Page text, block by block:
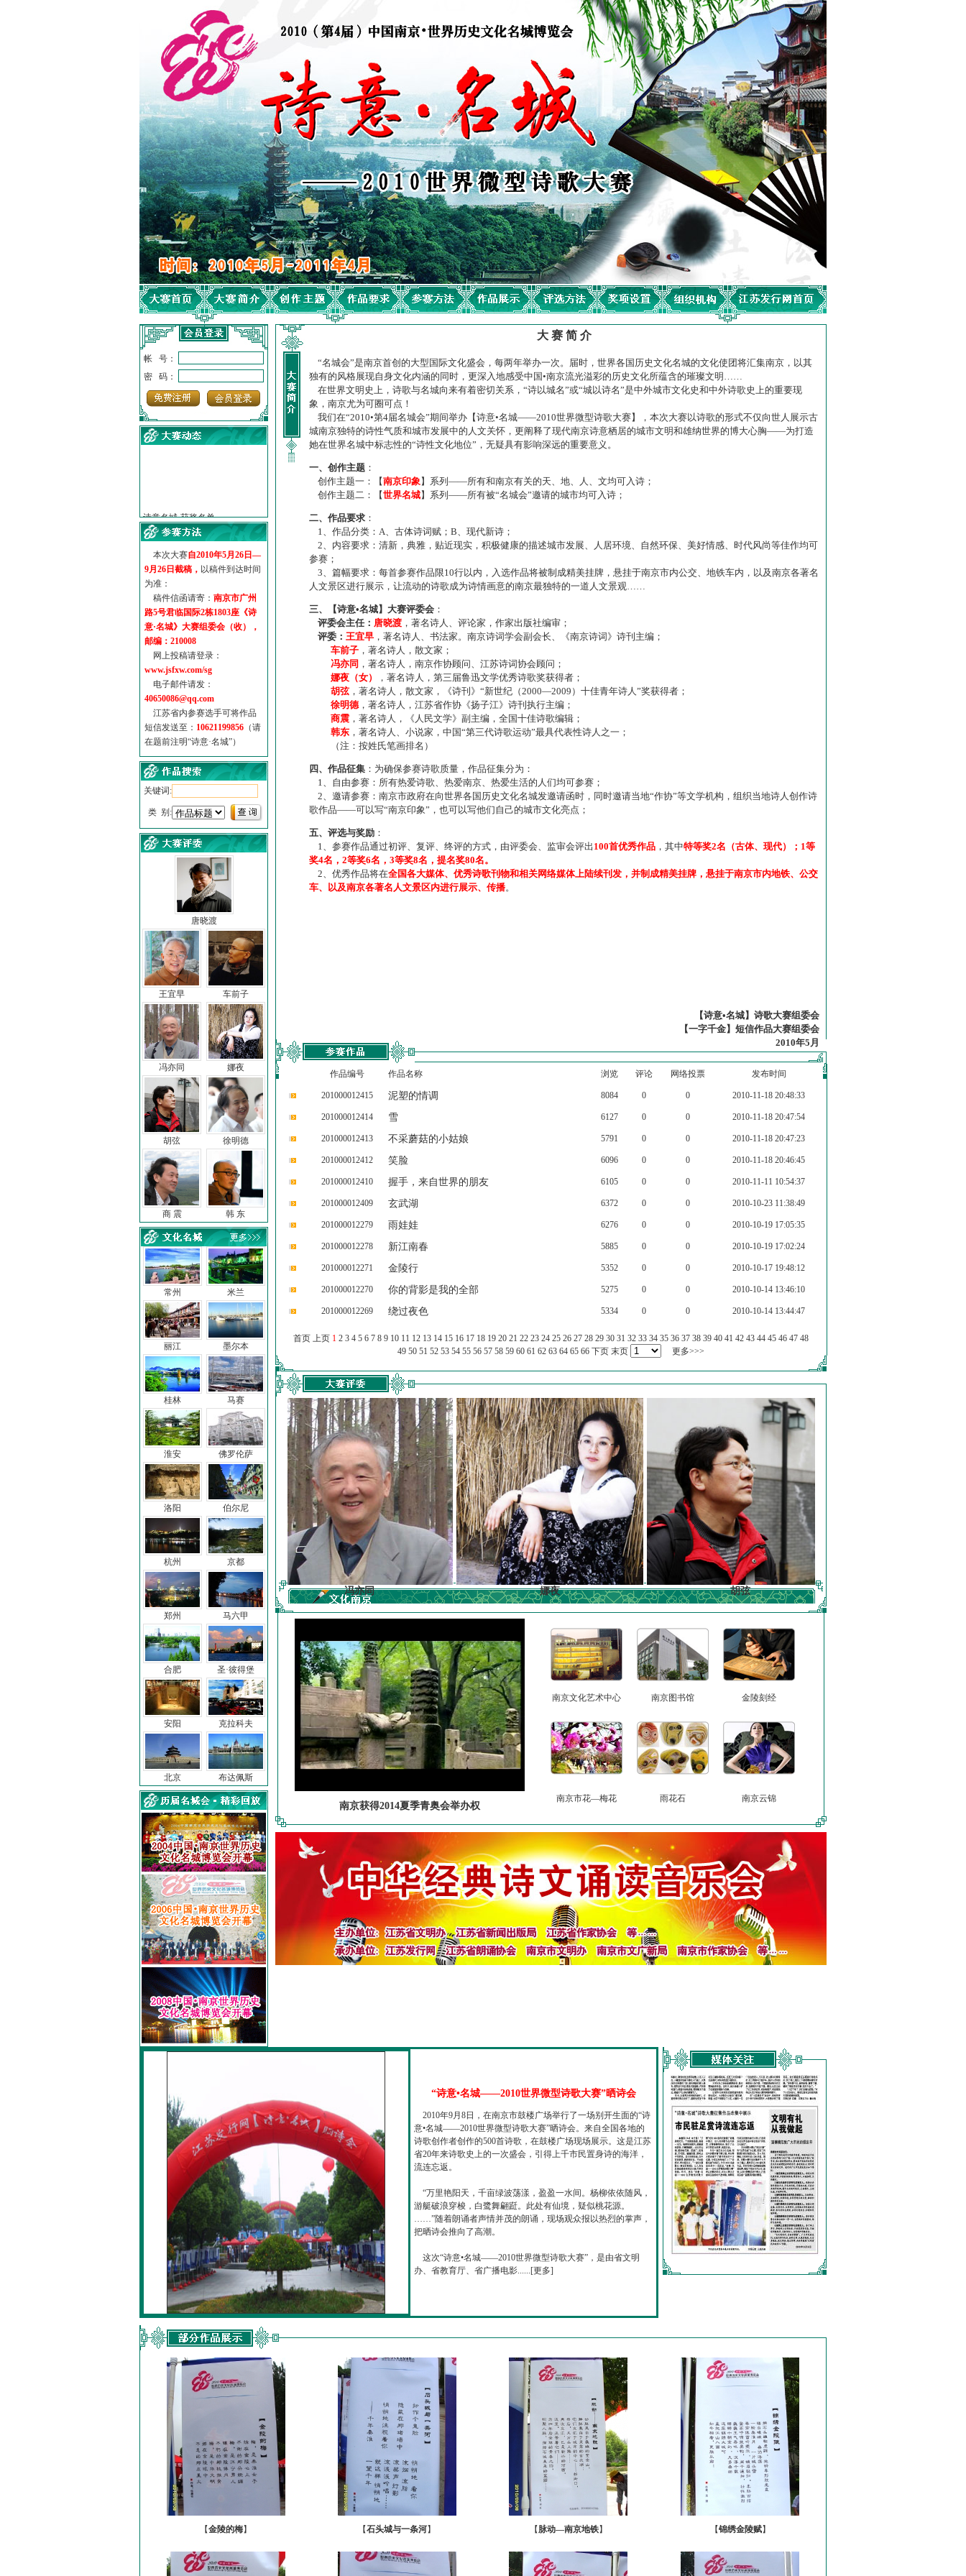
帐 号：
密 码：
·诗意名城·地铁时间
地铁完美呈现【诗意·名城...
参赛作品多达5000多首
“诗意·名城”晒诗会
特别通知--致广大诗词爱好...
本次大赛自2010年5月26日—
9月26日截稿， 以稿件到达时间
为准：
稿件信函请寄： 南京市广州
路5号君临国际2栋1803座《诗
意·名城》大赛组委会（收），
邮编：210008
网上投稿请登录：
www.jsfxw.com/sg
电子邮件请发：
40650086@qq.com
江苏省内参赛选手可将作品
短信发送至： 10621199856 （请
在题前注明“诗意·名城”）
关键词:
类 别:
唐晓渡
王宜早 车前子
冯亦同 娜夜
胡弦 徐明德
商 震 韩 东
常州
丽江
桂林
淮安
洛阳
杭州
郑州
合肥
安阳
北京
米兰
墨尔本
马赛
佛罗伦萨
伯尔尼
京都
马六甲
圣·彼得堡
克拉科夫
布达佩斯
大 赛 简 介
“名城会”是南京首创的大型国际文化盛会，每两年举办一次。届时，世界各国历史文化名城的文化使团将汇集南京，以其
独有的风格展现自身文化内涵的同时，更深入地感受中国•南京流光溢彩的历史文化所蕴含的璀璨文明……
在世界文明史上，诗歌与名城向来有着密切关系，“诗以城名”或“城以诗名”是中外城市文化史和中外诗歌史上的重要现
象，南京尤为可圈可点！
我们在“2010•第4届名城会”期间举办【诗意•名城——2010世界微型诗歌大赛】，本次大赛以诗歌的形式不仅向世人展示古
城南京独特的诗性气质和城市发展中的人文关怀，更阐释了现代南京诗意栖居的城市文明和雄纳世界的博大心胸——为打造
她在世界名城中标志性的“诗性文化地位”，无疑具有影响深远的重要意义。
一、创作主题 ：
创作主题一：【南京印象】系列——所有和南京有关的天、地、人、文均可入诗；
创作主题二：【世界名城】系列——所有被“名城会”邀请的城市均可入诗；
二、作品要求 ：
1、作品分类：A、古体诗词赋；B、现代新诗；
2、内容要求：清新，典雅，贴近现实，积极健康的描述城市发展、人居环境、自然环保、美好情感、时代风尚等佳作均可
参赛；
3、篇幅要求：每首参赛作品限10行以内，入选作品将被制成精美挂牌，悬挂于南京市内公交、地铁车内，以及南京各著名
人文景区进行展示，让流动的诗歌成为诗情画意的南京最独特的一道人文景观……
三、【诗意•名城】大赛评委会 ：
评委会主任： 唐晓渡 ，著名诗人、评论家，作家出版社编审；
评委： 王宜早 ，著名诗人、书法家。南京诗词学会副会长、《南京诗词》诗刊主编；
车前子 ，著名诗人，散文家；
冯亦同 ，著名诗人，南京作协顾问、江苏诗词协会顾问；
娜夜（女）
，著名诗人，第三届鲁迅文学优秀诗歌奖获得者；
胡弦，著名诗人，散文家，《诗刊》“新世纪（2000—2009）十佳青年诗人”奖获得者；
徐明德，著名诗人，江苏省作协《扬子江》诗刊执行主编；
商震 ，著名诗人，《人民文学》副主编，全国十佳诗歌编辑；
韩东 ，著名诗人、小说家，中国“第三代诗歌运动”最具代表性诗人之一；
（注：按姓氏笔画排名）
四、作品征集 ：为确保参赛诗歌质量，作品征集分为：
1、自由参赛：所有热爱诗歌、热爱南京、热爱生活的人们均可参赛；
2、邀请参赛：南京市政府在向世界各国历史文化名城发邀请函时，同时邀请当地“作协”等文学机构，组织当地诗人创作诗
歌作品——可以写“南京印象”，也可以写他们自己的城市文化亮点；
五、评选与奖励 ：
1、参赛作品通过初评、复评、终评的方式，由评委会、监审会评出 100首优秀作品 ，其中特等奖2名（古体、现代）；1等
奖4名，2等奖6名，3等奖8名，提名奖80名。
2、优秀作品将在全国各大媒体、优秀诗歌刊物和相关网络媒体上陆续刊发，并制成精美挂牌，悬挂于南京市内地铁、公交
车、以及南京各著名人文景区内进行展示、传播。
【诗意•名城】诗歌大赛组委会
【一字千金】短信作品大赛组委会
2010年5月
作品编号 作品名称 浏览 评论 网络投票 发布时间
201000012415 泥塑的情调 8084 0 0 2010-11-18 20:48:33
201000012414 雪 6127 0 0 2010-11-18 20:47:54
201000012413 不采蘑菇的小姑娘 5791 0 0 2010-11-18 20:47:23
201000012412 笑脸 6096 0 0 2010-11-18 20:46:45
201000012410 握手，来自世界的朋友 6105 0 0 2010-11-11 10:54:37
201000012409 玄武湖 6372 0 0 2010-10-23 11:38:49
201000012279 雨娃娃 6276 0 0 2010-10-19 17:05:35
201000012278 新江南春 5885 0 0 2010-10-19 17:02:24
201000012271 金陵行 5352 0 0 2010-10-17 19:48:12
201000012270 你的背影是我的全部 5275 0 0 2010-10-14 13:46:10
201000012269 绕过夜色 5334 0 0 2010-10-14 13:44:47
首页 上页 1 2 3 4 5 6 7 8 9 10 11 12 13 14 15 16 17 18 19 20 21 22 23 24 25 26 27 28 29 30 31 32 33 34 35 36 37 38 39 40 41 42 43 44 45 46 47 48
49 50 51 52 53 54 55 56 57 58 59 60 61 62 63 64 65 66 下页 末页 更多>>>
冯亦同 娜夜 胡弦
南京文化艺术中心 南京图书馆 金陵刻经
南京市花—梅花 雨花石 南京云锦
南京获得2014夏季青奥会举办权
“诗意•名城——2010世界微型诗歌大赛”晒诗会
2010年9月8日，在南京市鼓楼广场举行了一场别开生面的“诗
意•名城——2010世界微型诗歌大赛”晒诗会。来自全国各地的
诗歌创作者创作的500首诗歌，在鼓楼广场现场展示。这是江苏
省20年来诗歌史上的一次盛会，引得上千市民置身诗的海洋，
流连忘返。
“万里艳阳天，千亩绿波荡漾，盈盈一水间。杨柳依依随风，
游艇破浪穿梭，白鹭舞翩跹。此处有仙境，疑似桃花源。
……”随着朗诵者声情并茂的朗诵，现场观众报以热烈的掌声，
把晒诗会推向了高潮。
这次“诗意•名城——2010世界微型诗歌大赛”，是由省文明
办、省教育厅、省广播电影......[更多]
【金陵的梅】 【石头城与一条河】 【脉动—南京地铁】 【锦绣金陵赋】